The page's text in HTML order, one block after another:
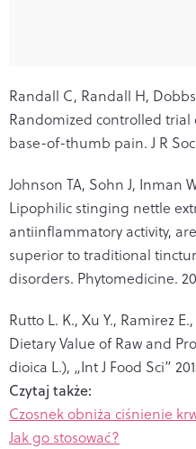
Randall C, Randall H,
Randomized controlled
base-of-thumb pain. J R
Johnson TA, Sohn J, Inman
Lipophilic stinging nettle
antiinflammatory activity,
superior to traditional
disorders. Phytomedicine.
Rutto L. K., Xu Y., Ramirez
Dietary Value of Raw and
dioica L.), „Int J Food Sci”
Czytaj także:
Czosnek obniża ciśnienie
Jak go stosować?